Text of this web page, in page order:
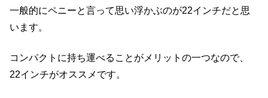
一般的にペニーと言って思い浮かぶのが22インチだと思
います。
コンパクトに持ち運べることがメリットの一つなので、
22インチがオススメです。